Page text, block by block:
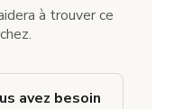
à trouver ce
avez besoin